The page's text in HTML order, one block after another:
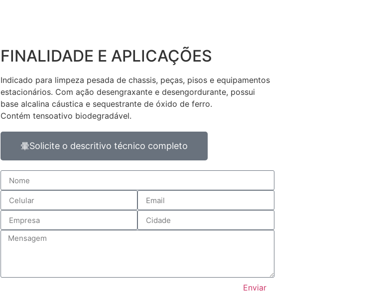
FINALIDADE E APLICAÇÕES
Indicado para limpeza pesada de chassis, peças, pisos e equipamentos
estacionários. Com ação desengraxante e desengordurante, possui
base alcalina cáustica e sequestrante de óxido de ferro.
Contém tensoativo biodegradável.
Solicite o descritivo técnico completo
Enviar